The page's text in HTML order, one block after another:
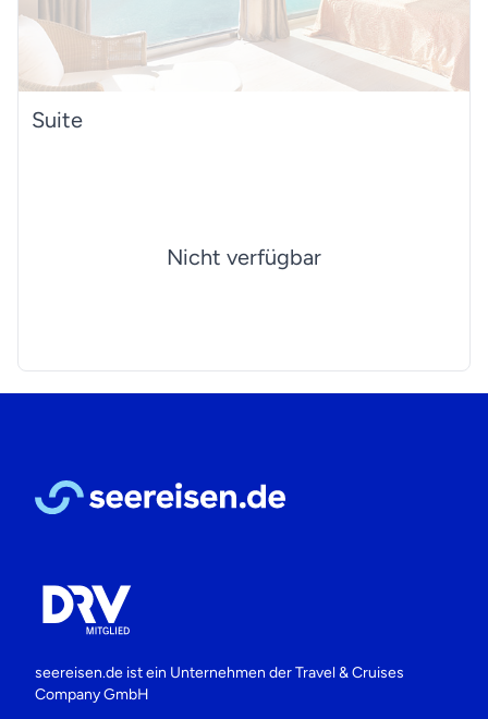
Suite
Nicht verfügbar
seereisen.de ist ein Unternehmen derTravel & Cruises
Company GmbH